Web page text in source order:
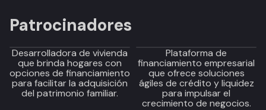
Patrocinadores
Desarrolladora de vivienda
que brinda hogares con
opciones de financiamiento
para facilitar la adquisición
del patrimonio familiar.
Plataforma de
financiamiento empresarial
que ofrece soluciones
ágiles de crédito y liquidez
para impulsar el
crecimiento de negocios.